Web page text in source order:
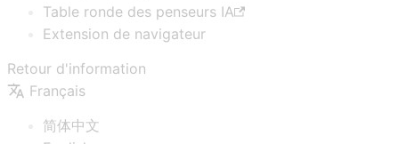
Table ronde des penseurs IA
Extension de navigateur
Retour d'information
Français
简体中文